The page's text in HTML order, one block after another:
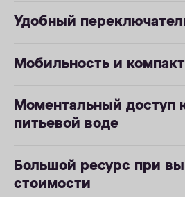
Удобный
Мобильность и
Моментальный доступ
питьевой воде
Большой ресурс при
стоимости